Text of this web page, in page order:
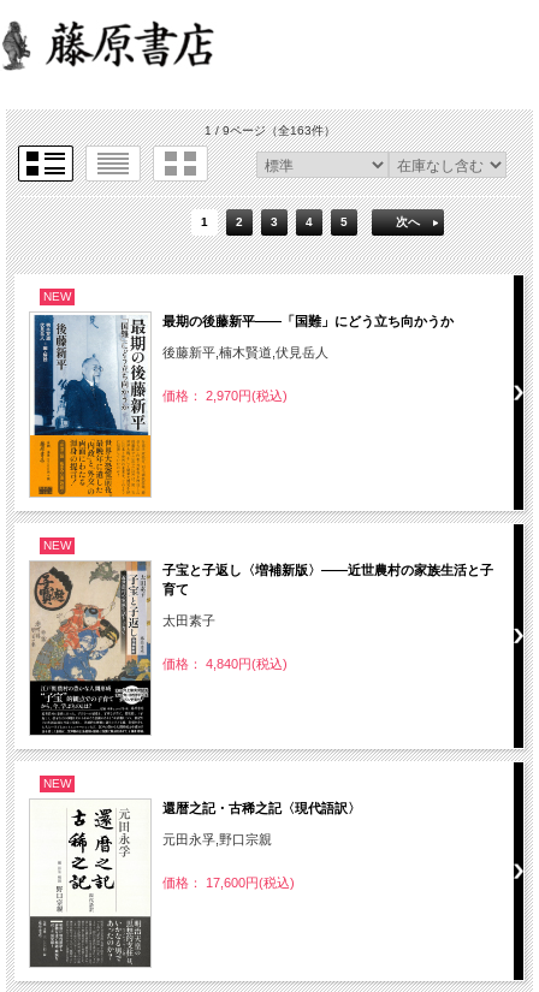
1 / 9ページ（全163件）
1 2 3 4 5 次へ
NEW
最期の後藤新平――「国難」にどう立ち向かうか
後藤新平,楠木賢道,伏見岳人
価格： 2,970円(税込)
NEW
子宝と子返し〈増補新版〉――近世農村の家族生活と子
育て
太田素子
価格： 4,840円(税込)
NEW
還暦之記・古稀之記〈現代語訳〉
元田永孚,野口宗親
価格： 17,600円(税込)